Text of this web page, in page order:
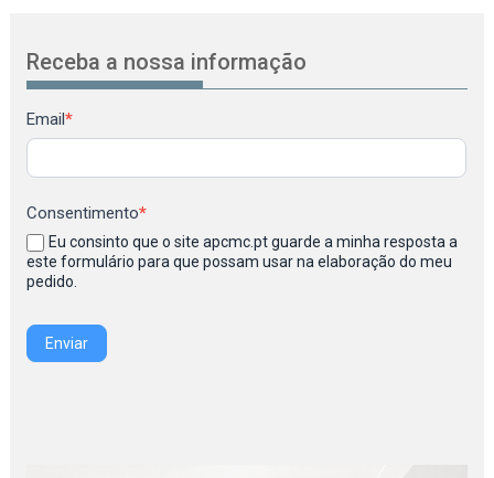
Receba a nossa informação
Newsletter
Email*
Consentimento*
Eu consinto que o site apcmc.pt guarde a minha resposta a
este formulário para que possam usar na elaboração do meu
pedido.
Enviar